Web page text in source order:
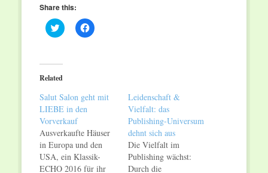
Share this:
Click
to
(Opens
in
new
Click
to
Related
Salut Salon geht mit
LIEBE in den
Vorverkauf
Ausverkaufte Häuser
in Europa und den
USA, ein Klassik-
ECHO 2016 für ihr
Leidenschaft &
Vielfalt: das
Publishing-Universum
dehnt sich aus
Die Vielfalt im
Publishing wächst:
Durch die